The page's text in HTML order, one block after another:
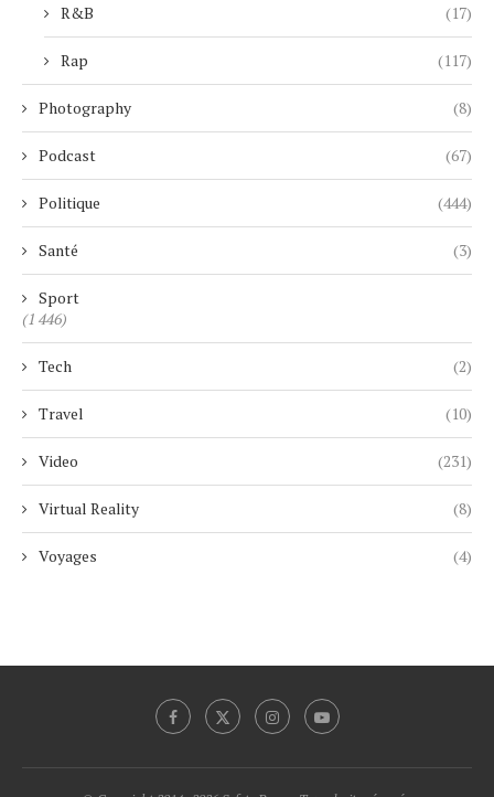
R&B (17)
Rap (117)
Photography (8)
Podcast (67)
Politique (444)
Santé (3)
Sport
(1 446)
Tech (2)
Travel (10)
Video (231)
Virtual Reality (8)
Voyages (4)